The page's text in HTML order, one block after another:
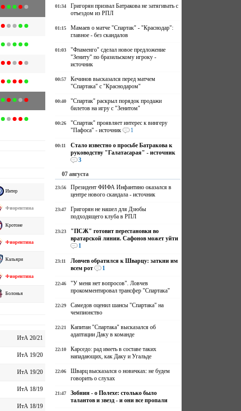
Интер
Фиорентина
Кротоне
Фиорентина
Кальяри
Фиорентина
Болонья
ИтА 20/21
ИтА 19/20
ИтА 19/20
ИтА 18/19
ИтА 18/19
01:34
Григорян призвал Батракова не затягивать с
отъездом из РПЛ
01:15
Мамаев о матче "Спартак" - "Краснодар":
главное - без скандалов
01:03
"Фламенго" сделал новое предложение
"Зениту" по бразильскому игроку -
источник
00:57
Кечинов высказался перед матчем
"Спартака" с "Краснодаром"
00:40
"Спартак" раскрыл порядок продажи
билетов на игру с "Зенитом"
00:26
"Спартак" проявляет интерес к вингеру
"Пафоса" - источник
1
00:11
Стало известно о просьбе Батракова к
руководству "Галатасарая" - источник
3
07 августа
23:56
Президент ФИФА Инфантино оказался в
центре нового скандала - источник
23:47
Григорян не нашел для Дзюбы
подходящего клуба в РПЛ
23:23
"ПСЖ" готовит перестановки во
вратарской линии. Сафонов может уйти
1
23:11
Ловчев обратился к Шварцу: заткни им
всем рот
1
22:46
"У меня нет вопросов". Ловчев
прокомментировал трансфер "Спартака"
22:29
Самедов оценил шансы "Спартака" на
чемпионство
22:21
Капитан "Спартака" высказался об
адаптации Даку в команде
22:10
Карседо: рад иметь в составе таких
нападающих, как Даку и Угальде
22:06
Шварц высказался о новичках: не будем
говорить о слухах
21:47
Зобнин - о Полехе: столько было
талантов и звезд - и они все пропали